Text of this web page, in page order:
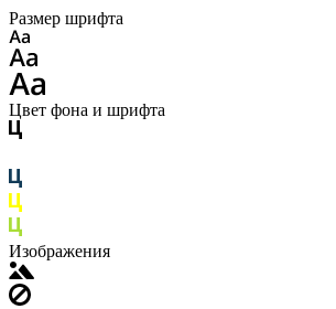
Размер шрифта
Цвет фона и шрифта
Изображения